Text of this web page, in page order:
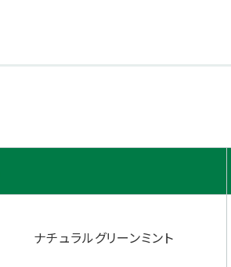
ナチュラルグリーンミント